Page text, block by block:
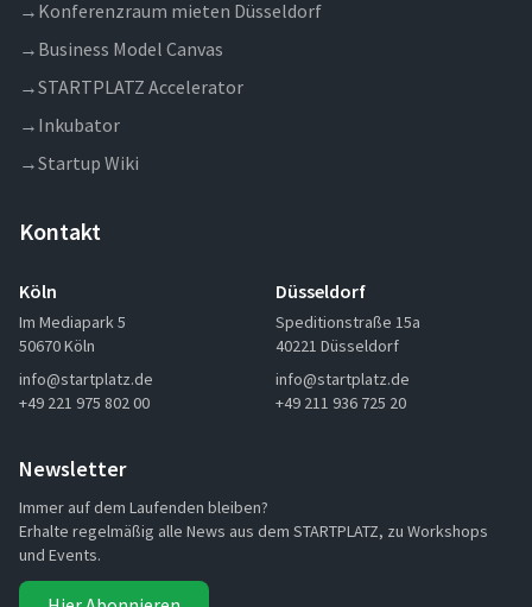
→ Konferenzraum mieten Düsseldorf
→ Business Model Canvas
→STARTPLATZ Accelerator
→ Inkubator
→Startup Wiki
Kontakt
Köln
Im Mediapark 5
50670 Köln
info@startplatz.de
+49 221 975 802 00
Düsseldorf
Speditionstraße 15a
40221 Düsseldorf
info@startplatz.de
+49 211 936 725 20
Newsletter
Immer auf dem Laufenden bleiben?
Erhalte regelmäßig alle News aus dem STARTPLATZ, zu Workshops
und Events.